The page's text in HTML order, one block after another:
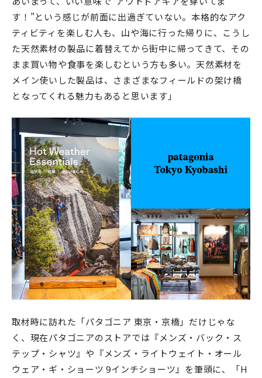
す！”という感じが前面に出過ぎていない。本格的なアク
ティビティを楽しむ人も、山や海に行った帰りに、こうし
た天然素材の製品に着替えてから街中に帰ってきて、その
まま買い物や食事を楽しむという方も多い。天然素材を
メイン使いした製品は、さまざまなフィールドの架け橋
となってくれる魅力もあると思います」
取材時に訪れた「パタゴニア 東京・京橋」だけじゃな
く、現在パタゴニアのストアでは『メンズ・バック・ス
テップ・シャツ』や『メンズ・ライトウェイト・オール
ウェア・ギ・ショーツ 9インチショーツ』を筆頭に、「H